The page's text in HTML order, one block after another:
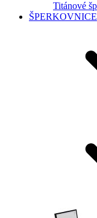
Titánové
ŠPERKOVNICE